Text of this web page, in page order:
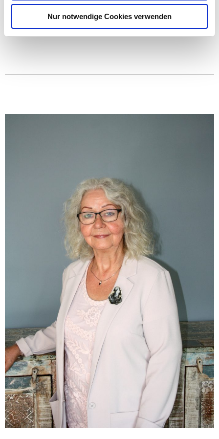
Nur notwendige Cookies verwenden
April 8, 2015